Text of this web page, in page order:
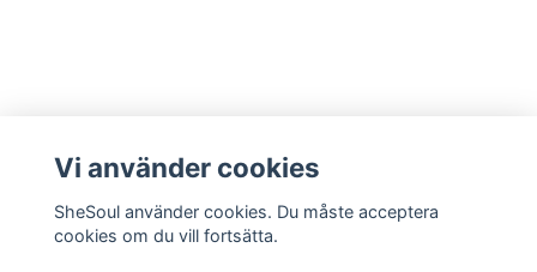
Kontakt Köpvillkor Cookies Integritetspolicy (GDPR)
Vi använder cookies
SheSoul använder cookies. Du måste acceptera
cookies om du vill fortsätta.